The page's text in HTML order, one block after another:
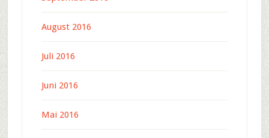
August 2016
Juli 2016
Juni 2016
Mai 2016